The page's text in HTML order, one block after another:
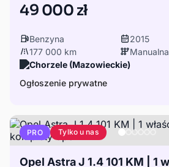
49 000 zł
Benzyna
2015
177 000 km
Manualna
Chorzele (Mazowieckie)
Ogłoszenie prywatne
PRO Tylko u nas